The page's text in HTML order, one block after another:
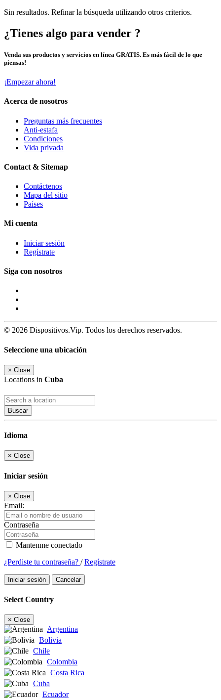
Sin resultados. Refinar la búsqueda utilizando otros criterios.
¿Tienes algo para vender ?
Venda sus productos y servicios en línea GRATIS. Es más fácil de lo que
piensas!
¡Empezar ahora!
Acerca de nosotros
Preguntas más frecuentes
Anti-estafa
Condiciones
Vida privada
Contact & Sitemap
Contáctenos
Mapa del sitio
Países
Mi cuenta
Iniciar sesión
Regístrate
Siga con nosotros
© 2026 Dispositivos.Vip. Todos los derechos reservados.
Seleccione una ubicación
× Close
Locations in Cuba
Buscar
Idioma
× Close
Iniciar sesión
× Close
Email:
Contraseña
Mantenme conectado
¿Perdiste tu contraseña? /Regístrate
Iniciar sesión Cancelar
Select Country
× Close
Argentina
Bolivia
Chile
Colombia
Costa Rica
Cuba
Ecuador